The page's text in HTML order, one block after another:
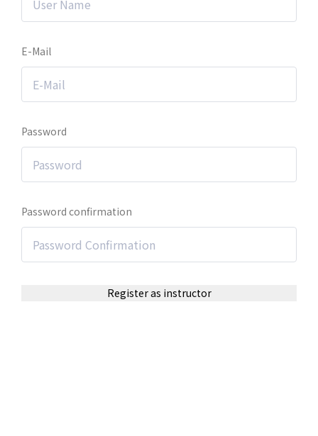
E-Mail
Password
Password confirmation
Register as instructor